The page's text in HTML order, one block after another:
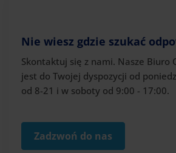
Nie wiesz gdzie szukać
Skontaktuj się z nami. Nasze Biuro
jest do Twojej dyspozycji od
od 8-21 i w soboty od 9:00 - 17:00.
Zadzwoń do nas